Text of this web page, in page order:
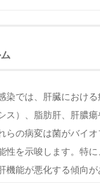
染では、肝臓における
ス）、脂肪肝、肝膿
らの病変は菌がバイオ
性を示唆します。特
機能が悪化する傾向が